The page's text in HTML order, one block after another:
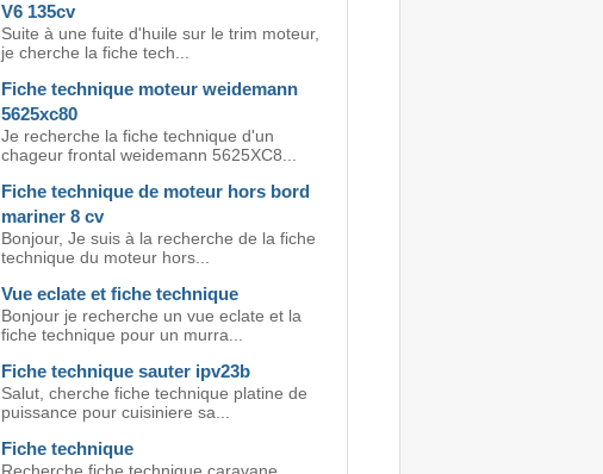
V6 135cv
Suite à une fuite d'huile sur le trim moteur,
je cherche la fiche tech...
Fiche technique moteur weidemann
5625xc80
Je recherche la fiche technique d'un
chageur frontal weidemann 5625XC8...
Fiche technique de moteur hors bord
mariner 8 cv
Bonjour, Je suis à la recherche de la fiche
technique du moteur hors...
Vue eclate et fiche technique
Bonjour je recherche un vue eclate et la
fiche technique pour un murra...
Fiche technique sauter ipv23b
Salut, cherche fiche technique platine de
puissance pour cuisiniere sa...
Fiche technique